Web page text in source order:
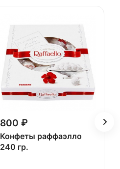
800 ₽
Конфеты раффаэлло
240 гр.